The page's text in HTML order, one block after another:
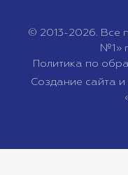
© 2013-2026. Все
№1»
Политика по
Создание сайта и